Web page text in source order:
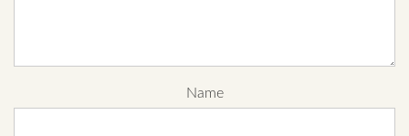
Name